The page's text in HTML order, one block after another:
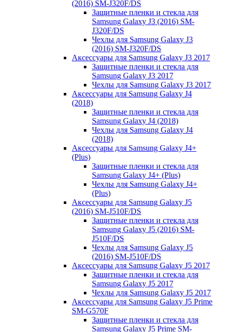
(2016) SM-J320F/DS
Защитные пленки и стекла для
Samsung Galaxy J3 (2016) SM-
J320F/DS
Чехлы для Samsung Galaxy J3
(2016) SM-J320F/DS
Аксессуары для Samsung Galaxy J3 2017
Защитные пленки и стекла для
Samsung Galaxy J3 2017
Чехлы для Samsung Galaxy J3 2017
Аксессуары для Samsung Galaxy J4
(2018)
Защитные пленки и стекла для
Samsung Galaxy J4 (2018)
Чехлы для Samsung Galaxy J4
(2018)
Аксессуары для Samsung Galaxy J4+
(Plus)
Защитные пленки и стекла для
Samsung Galaxy J4+ (Plus)
Чехлы для Samsung Galaxy J4+
(Plus)
Аксессуары для Samsung Galaxy J5
(2016) SM-J510F/DS
Защитные пленки и стекла для
Samsung Galaxy J5 (2016) SM-
J510F/DS
Чехлы для Samsung Galaxy J5
(2016) SM-J510F/DS
Аксессуары для Samsung Galaxy J5 2017
Защитные пленки и стекла для
Samsung Galaxy J5 2017
Чехлы для Samsung Galaxy J5 2017
Аксессуары для Samsung Galaxy J5 Prime
SM-G570F
Защитные пленки и стекла для
Samsung Galaxy J5 Prime SM-